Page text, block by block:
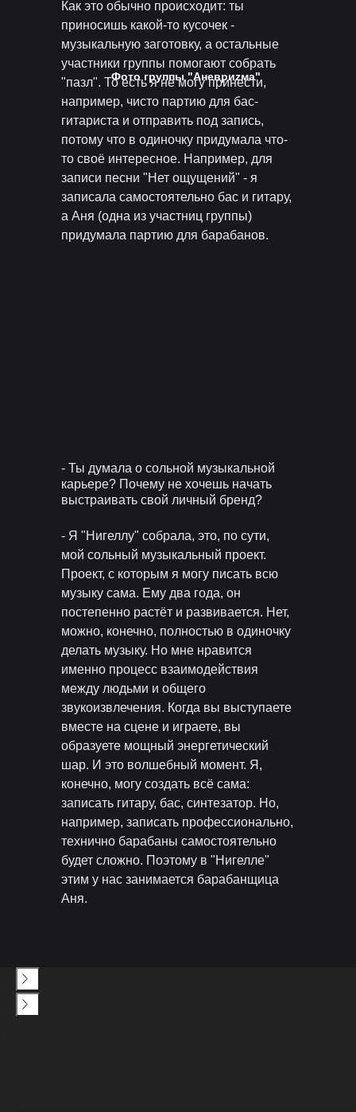
Фото группы "Аневриzма"
Как это обычно происходит: ты
приносишь какой-то кусочек -
музыкальную заготовку, а остальные
участники группы помогают собрать
"пазл". То есть я не могу принести,
например, чисто партию для бас-
гитариста и отправить под запись,
потому что в одиночку придумала что-
то своё интересное. Например, для
записи песни "Нет ощущений" - я
записала самостоятельно бас и гитару,
а Аня (одна из участниц группы)
придумала партию для барабанов.
- Ты думала о сольной музыкальной
карьере? Почему не хочешь начать
выстраивать свой личный бренд?
- Я "Нигеллу" собрала, это, по сути,
мой сольный музыкальный проект.
Проект, с которым я могу писать всю
музыку сама. Ему два года, он
постепенно растёт и развивается. Нет,
можно, конечно, полностью в одиночку
делать музыку. Но мне нравится
именно процесс взаимодействия
между людьми и общего
звукоизвлечения. Когда вы выступаете
вместе на сцене и играете, вы
образуете мощный энергетический
шар. И это волшебный момент. Я,
конечно, могу создать всё сама:
записать гитару, бас, синтезатор. Но,
например, записать профессионально,
технично барабаны самостоятельно
будет сложно. Поэтому в "Нигелле"
этим у нас занимается барабанщица
Аня.